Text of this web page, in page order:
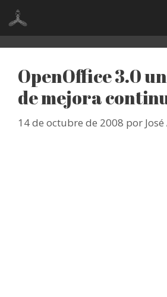
Saltar
contenido
OpenOffice 3.0
de mejora
14 de octubre de 2008 por